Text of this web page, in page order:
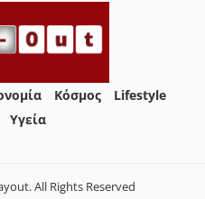
Κόσμος
Lifestyle
Yγεία
All Rights Reserved